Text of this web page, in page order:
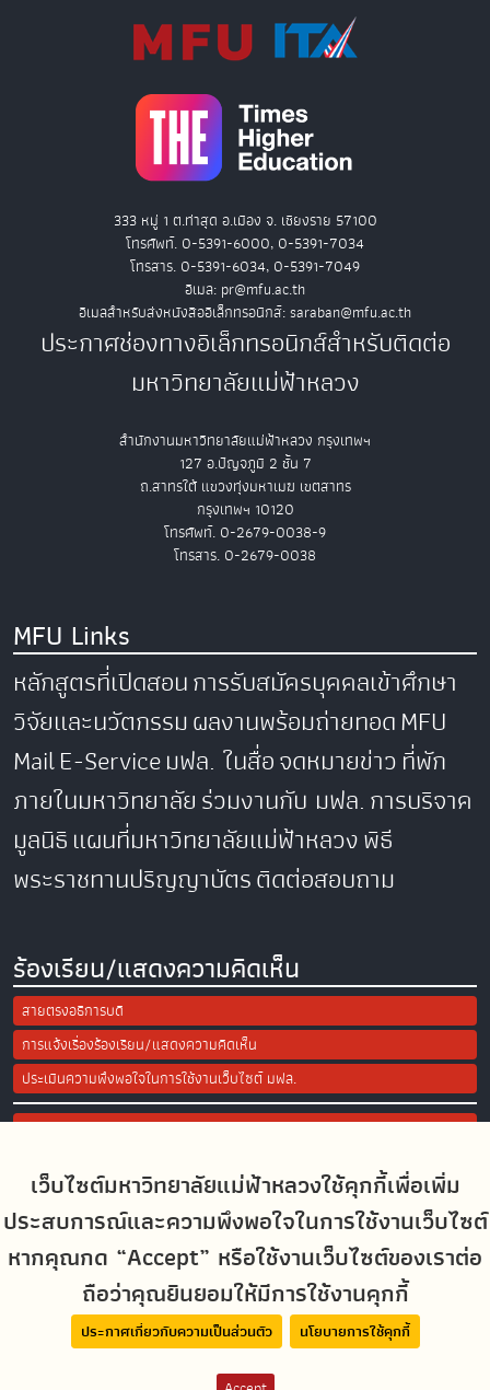
เว็บไซต์มหาวิทยาลัยแม่ฟ้าหลวงใช้คุกกี้เพื่อเพิ่ม
ประสบการณ์และความพึงพอใจในการใช้งานเว็บไซต์
หากคุณกด “Accept” หรือใช้งานเว็บไซต์ของเราต่อ
ถือว่าคุณยินยอมให้มีการใช้งานคุกกี้
ประกาศเกี่ยวกับความเป็นส่วนตัว นโยบายการใช้คุกกี้
333 หมู่ 1 ต.ท่าสุด อ.เมือง จ. เชียงราย 57100
โทรศัพท์. 0-5391-6000, 0-5391-7034
โทรสาร. 0-5391-6034, 0-5391-7049
อีเมล: pr@mfu.ac.th
อีเมลสำหรับส่งหนังสืออิเล็กทรอนิกส์: saraban@mfu.ac.th
ประกาศช่องทางอิเล็กทรอนิกส์สำหรับติดต่อ
มหาวิทยาลัยแม่ฟ้าหลวง
สำนักงานมหาวิทยาลัยแม่ฟ้าหลวง กรุงเทพฯ
127 อ.ปัญจภูมิ 2 ชั้น 7
ถ.สาทรใต้ แขวงทุ่งมหาเมฆ เขตสาทร
กรุงเทพฯ 10120
โทรศัพท์. 0-2679-0038-9
โทรสาร. 0-2679-0038
MFU Links
หลักสูตรที่เปิดสอนการรับสมัครบุคคลเข้าศึกษา
วิจัยและนวัตกรรมผลงานพร้อมถ่ายทอดMFU
MailE-Serviceมฟล. ในสื่อจดหมายข่าวที่พัก
ภายในมหาวิทยาลัยร่วมงานกับ มฟล.การบริจาค
มูลนิธิแผนที่มหาวิทยาลัยแม่ฟ้าหลวงพิธี
พระราชทานปริญญาบัตรติดต่อสอบถาม
ร้องเรียน/แสดงความคิดเห็น
สายตรงอธิการบดี
การแจ้งเรื่องร้องเรียน/แสดงความคิดเห็น
ประเมินความพึงพอใจในการใช้งานเว็บไซต์ มฟล.
Site Map
Social Media
MFUconnect